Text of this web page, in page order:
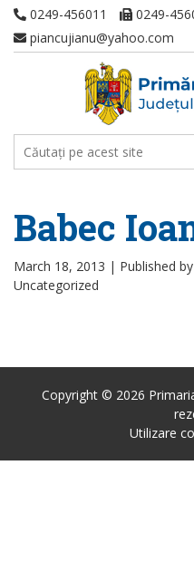
0249-456011
0249-
piancujianu@yahoo.com
Babec
March 18, 2013 | Published by
Uncategorized
Copyright © 2026
Utilizare